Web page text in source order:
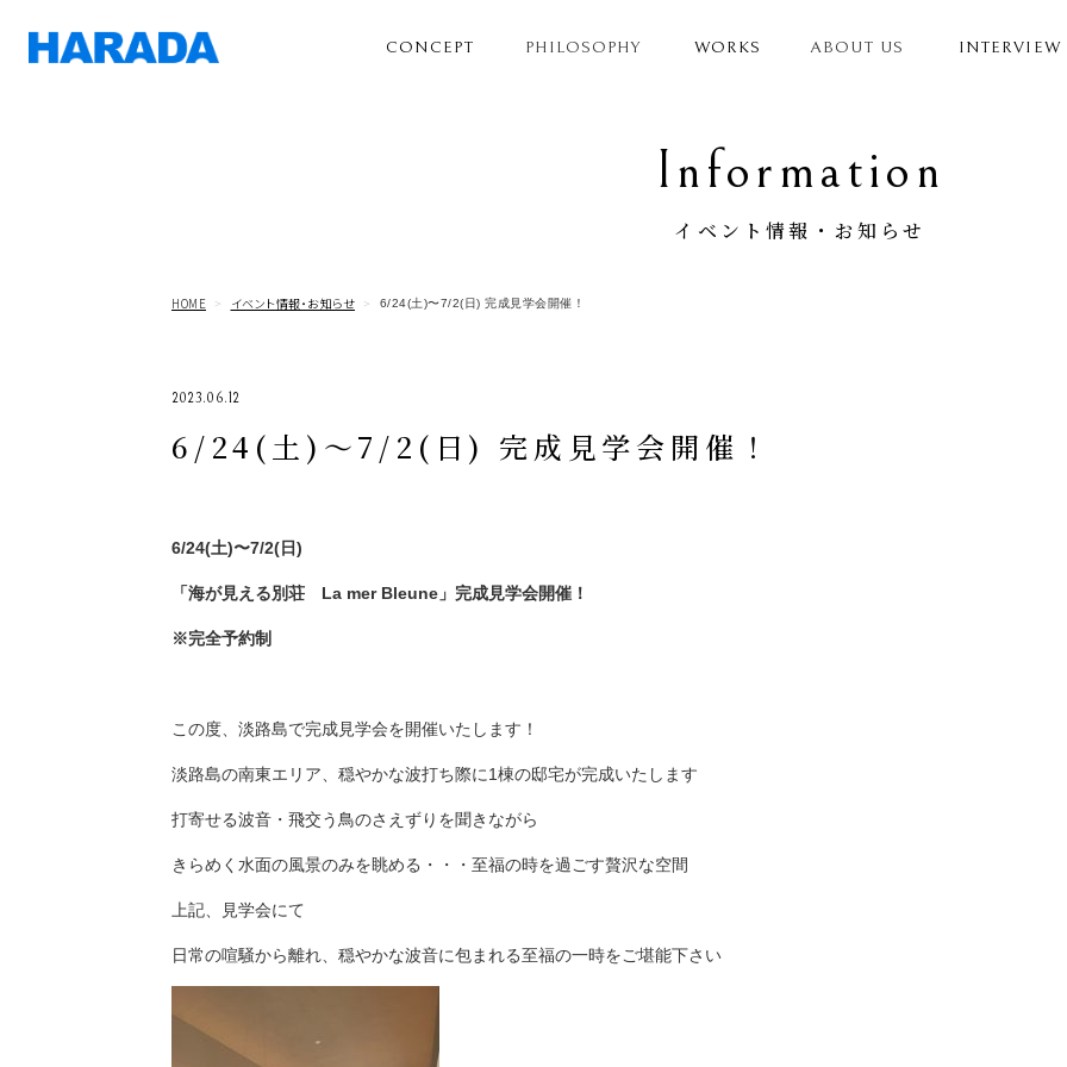
CONCEPT PHILOSOPHY WORKS ABOUT US INTERVIEW
Information
イベント情報・お知らせ
HOME イベント情報・お知らせ 6/24(土)〜7/2(日) 完成見学会開催！
2023.06.12
6/24(土)〜7/2(日) 完成見学会開催！
6/24(土)〜7/2(日)
「海が見える別荘 La mer Bleune 」完成見学会開催！
※完全予約制
この度、淡路島で完成見学会を開催いたします！
淡路島の南東エリア、穏やかな波打ち際に1棟の邸宅が完成いたします
打寄せる波音・飛交う鳥のさえずりを聞きながら
きらめく水面の風景のみを眺める・・・至福の時を過ごす贅沢な空間
上記、見学会にて
日常の喧騒から離れ、穏やかな波音に包まれる至福の一時をご堪能下さい